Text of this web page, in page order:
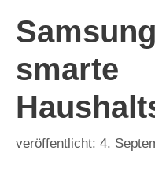
smarte
4.